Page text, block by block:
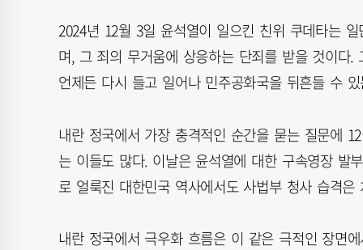
2024년 12월 3일 윤석열이 일으킨 친위 쿠데타는
며, 그 죄의 무거움에 상응하는 단죄를 받을 것이다
언제든 다시 들고 일어나 민주공화국을 뒤흔들 수
내란 정국에서 가장 충격적인 순간을 묻는 질문에
는 이들도 많다. 이날은 윤석열에 대한 구속영장 발
로 얼룩진 대한민국 역사에서도 사법부 청사 습격은
내란 정국에서 극우화 흐름은 이 같은 극적인 장면